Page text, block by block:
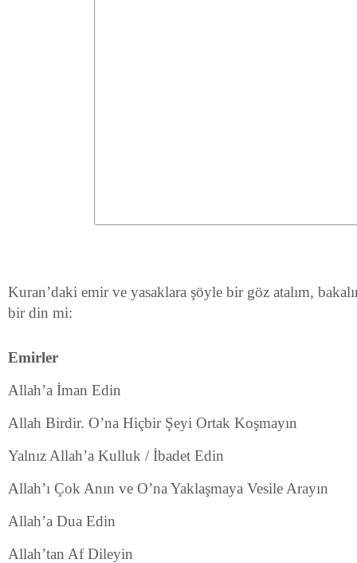
Kuran’daki emir ve yasaklara şöyle bir göz atalım,
bir din mi:
Emirler
Allah’a İman Edin
Allah Birdir. O’na Hiçbir Şeyi Ortak Koşmayın
Yalnız Allah’a Kulluk / İbadet Edin
Allah’ı Çok Anın ve O’na Yaklaşmaya Vesile Arayın
Allah’a Dua Edin
Allah’tan Af Dileyin